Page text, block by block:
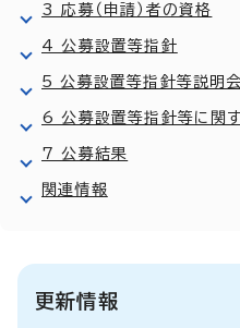
3 応募（申請）者の資格
4 公募設置等指針
5 公募設置等指針等説明
6 公募設置等指針等に関
7 公募結果
関連情報
更新情報